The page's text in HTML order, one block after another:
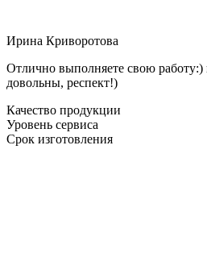
Ирина Криворотова
Отлично выполняете свою работу:)
довольны, респект!)
Качество продукции
Уровень сервиса
Срок изготовления